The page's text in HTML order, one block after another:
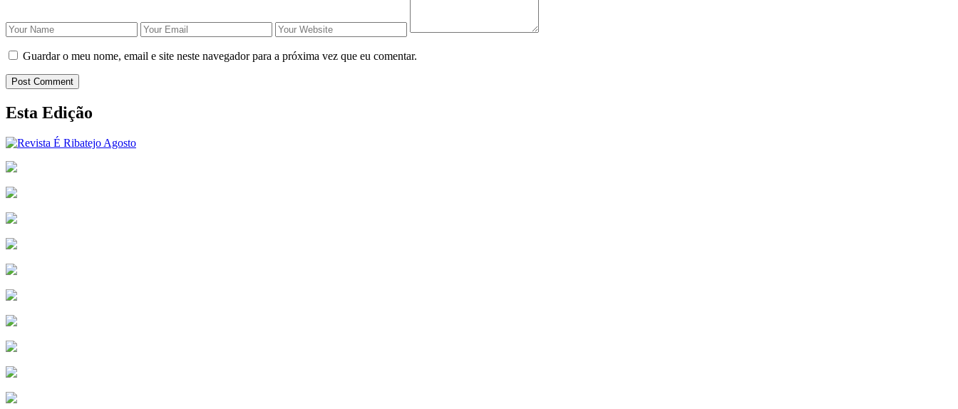
Guardar o meu nome, email e site neste navegador para a próxima vez que eu comentar.
Post Comment
Esta Edição